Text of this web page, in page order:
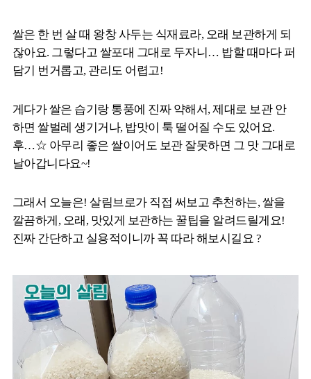
쌀은 한 번 살 때 왕창 사두는 식재료라, 오래 보관하게 되
잖아요. 그렇다고 쌀포대 그대로 두자니… 밥할 때마다 퍼
담기 번거롭고, 관리도 어렵고!
게다가 쌀은 습기랑 통풍에 진짜 약해서, 제대로 보관 안
하면 쌀벌레 생기거나, 밥맛이 툭 떨어질 수도 있어요.
후…☆ 아무리 좋은 쌀이어도 보관 잘못하면 그 맛 그대로
날아갑니다요~!
그래서 오늘은! 살림브로가 직접 써보고 추천하는, 쌀을
깔끔하게, 오래, 맛있게 보관하는 꿀팁을 알려드릴게요!
진짜 간단하고 실용적이니까 꼭 따라 해보시길요 ?